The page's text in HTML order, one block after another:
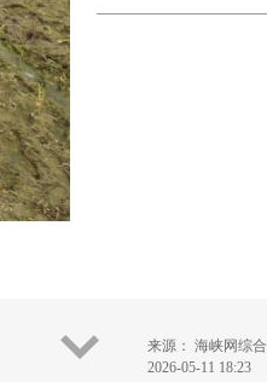
来源： 海峡网综合
2026-05-11 18:23